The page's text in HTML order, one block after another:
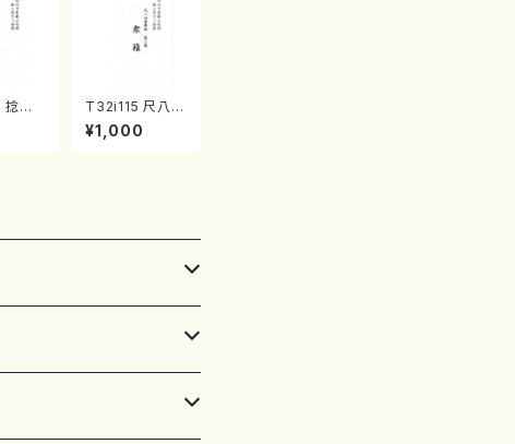
竹
星山/
譜）
T32i115 尺八四
重奏曲 第三番
衆籟（尺八/初代
¥1,000